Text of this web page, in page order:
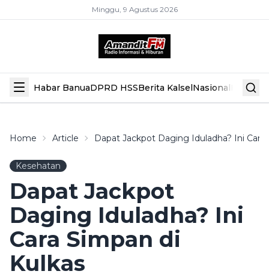
Minggu, 9 Agustus 2026
Habar BanuaDPRD HSSBerita KalselNasional Hiburan
Home Article Dapat Jackpot Daging Iduladha? Ini Cara
Kesehatan
Dapat Jackpot
Daging Iduladha? Ini
Cara Simpan di
Kulkas